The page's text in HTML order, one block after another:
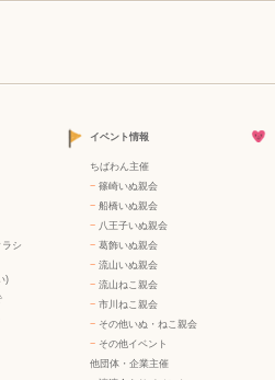
シ
)
イベント情報
ちばわん主催
− 篠崎いぬ親会
− 船橋いぬ親会
− 八王子いぬ親会
− 葛飾いぬ親会
− 流山いぬ親会
− 流山ねこ親会
− 市川ねこ親会
− その他いぬ・ねこ親会
− その他イベント
他団体・企業主催